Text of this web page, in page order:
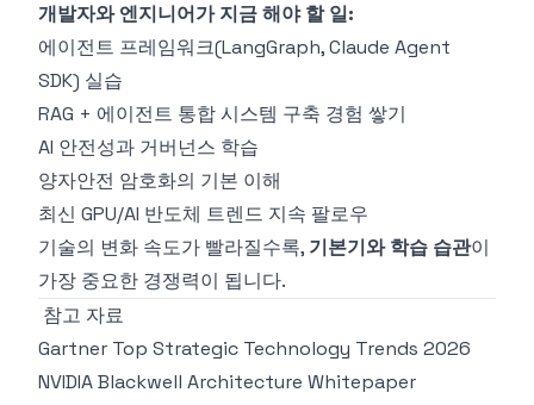
개발자와 엔지니어가 지금 해야 할 일:
에이전트 프레임워크(LangGraph, Claude Agent
SDK) 실습
RAG + 에이전트 통합 시스템 구축 경험 쌓기
AI 안전성과 거버넌스 학습
양자안전 암호화의 기본 이해
최신 GPU/AI 반도체 트렌드 지속 팔로우
기술의 변화 속도가 빨라질수록, 기본기와 학습 습관이
가장 중요한 경쟁력이 됩니다.
참고 자료
Gartner Top Strategic Technology Trends 2026
NVIDIA Blackwell Architecture Whitepaper